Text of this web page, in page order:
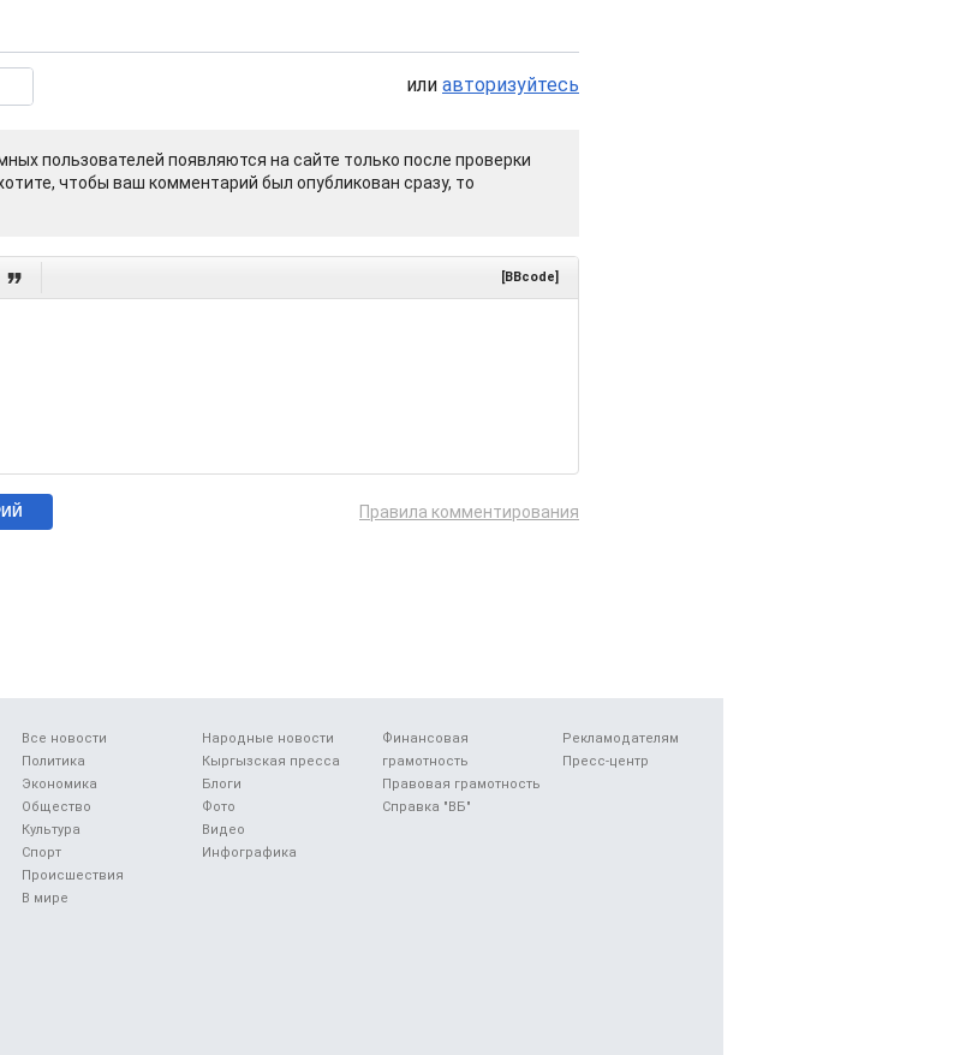
или авторизуйтесь
пользователей появляются на сайте только после проверки
чтобы ваш комментарий был опубликован сразу, то
 [BBcode]
Правила комментирования
Все новости
Политика
Экономика
Общество
Культура
Спорт
Происшествия
В мире
Народные новости
Кыргызская пресса
Блоги
Фото
Видео
Инфографика
Финансовая
грамотность
Правовая грамотность
Справка "ВБ"
Рекламодателям
Пресс-центр